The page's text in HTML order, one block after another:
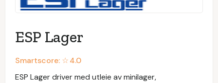
ESP Lager
Smartscore: ☆4.0
ESP Lager driver med utleie av minilager,